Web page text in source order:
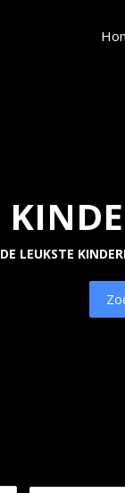
DE LEUKSTE